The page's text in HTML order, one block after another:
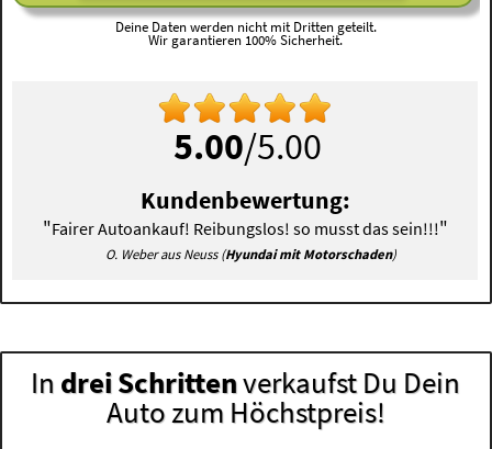
Deine Daten werden nicht mit Dritten geteilt.
Wir garantieren 100% Sicherheit.
5.00/5.00
Kundenbewertung:
"Fairer Autoankauf! Reibungslos! so musst das sein!!!"
O. Weber aus Neuss (Hyundai mit Motorschaden)
In drei Schrittenverkaufst Du Dein
Auto zum Höchstpreis!